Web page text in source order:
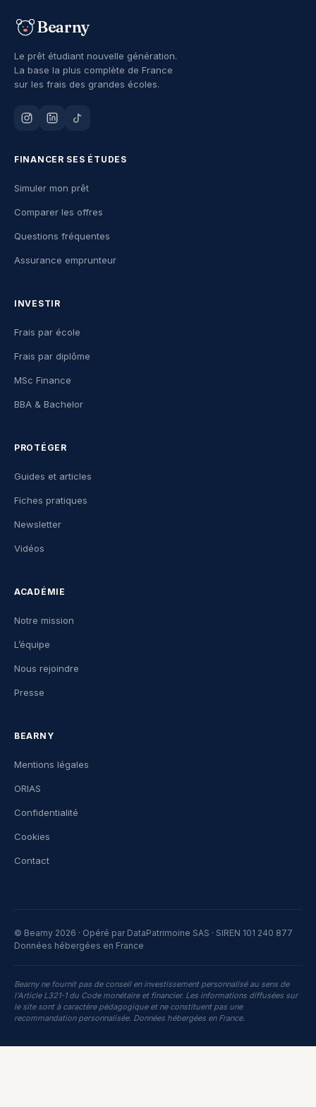
Bearny
Le prêt étudiant nouvelle génération.
La base la plus complète de France
sur les frais des grandes écoles.
FINANCER SES ÉTUDES
Simuler mon prêt
Comparer les offres
Questions fréquentes
Assurance emprunteur
INVESTIR
Frais par école
Frais par diplôme
MSc Finance
BBA & Bachelor
PROTÉGER
Guides et articles
Fiches pratiques
Newsletter
Vidéos
ACADÉMIE
Notre mission
L’équipe
Nous rejoindre
Presse
BEARNY
Mentions légales
ORIAS
Confidentialité
Cookies
Contact
© Bearny 2026 · Opéré par DataPatrimoine SAS · SIREN 101 240 877
Données hébergées en France
Bearny ne fournit pas de conseil en investissement personnalisé au sens de
l'Article L321-1 du Code monétaire et financier. Les informations diffusées sur
le site sont à caractère pédagogique et ne constituent pas une
recommandation personnalisée. Données hébergées en France.